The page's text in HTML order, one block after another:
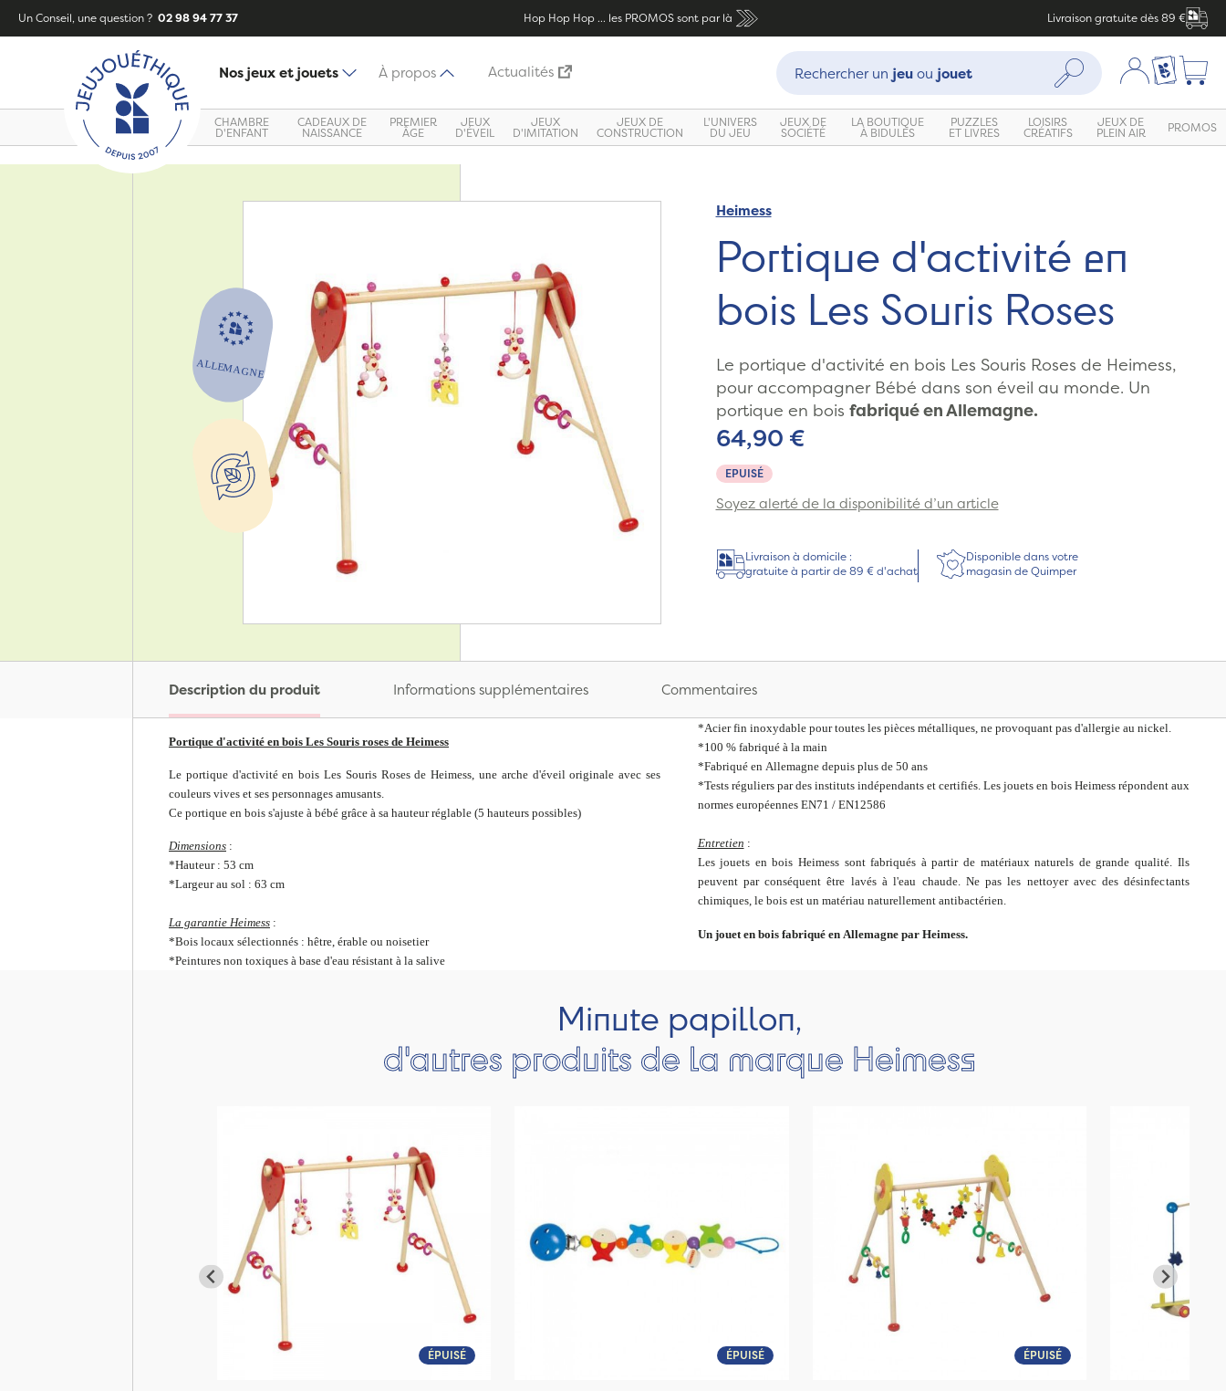
Un Conseil, une question ? 02 98 94 77 37 Hop Hop Hop ... les PROMOS sont par là Livraison gratuite dès 89 €
Nos jeux et jouets À propos Actualités
Recherche :
Rechercher un jeuou jouet Rechercher Mon compte
Ma liste
CHAMBRE
D'ENFANT
CADEAUX DE
NAISSANCE
PREMIER
ÂGE
JEUX
D'ÉVEIL
JEUX
D'IMITATION
JEUX DE
CONSTRUCTION
L'UNIVERS
DU JEU
JEUX DE
SOCIÉTÉ
LA BOUTIQUE
À BIDULES
PUZZLES
ET LIVRES
LOISIRS
CRÉATIFS
JEUX DE
PLEIN AIR PROMOS
Heimess
Portique d'activité en
bois Les Souris Roses
Le portique d'activité en bois Les Souris Roses de Heimess,
pour accompagner Bébé dans son éveil au monde. Un
portique en bois fabriqué en Allemagne.
EPUISÉ
64,90 €
Soyez alerté de la disponibilité d’un article
Livraison à domicile :
gratuite à partir de 89 € d'achat
Disponible dans votre
magasin de Quimper
Description du produit Informations supplémentaires Commentaires
Portique d'activité en bois Les Souris roses de Heimess
Le portique d'activité en bois Les Souris Roses de Heimess, une arche d'éveil originale avec ses
couleurs vives et ses personnages amusants.
Ce portique en bois s'ajuste à bébé grâce à sa hauteur réglable (5 hauteurs possibles)
Dimensions :
*Hauteur : 53 cm
*Largeur au sol : 63 cm
La garantie Heimess :
*Bois locaux sélectionnés : hêtre, érable ou noisetier
*Peintures non toxiques à base d'eau résistant à la salive
*Acier fin inoxydable pour toutes les pièces métalliques, ne provoquant pas d'allergie au nickel.
*100 % fabriqué à la main
*Fabriqué en Allemagne depuis plus de 50 ans
*Tests réguliers par des instituts indépendants et certifiés. Les jouets en bois Heimess répondent aux
normes européennes EN71 / EN12586
Entretien :
Les jouets en bois Heimess sont fabriqués à partir de matériaux naturels de grande qualité. Ils
peuvent par conséquent être lavés à l'eau chaude. Ne pas les nettoyer avec des désinfectants
chimiques, le bois est un matériau naturellement antibactérien.
Un jouet en bois fabriqué en Allemagne par Heimess.
Minute papillon,
d'autres produits de la marque Heimess
ÉPUISÉ ÉPUISÉ ÉPUISÉ